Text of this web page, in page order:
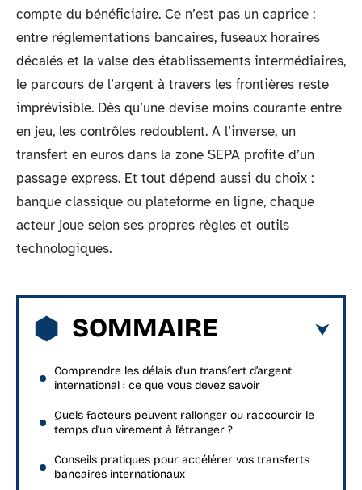
compte du bénéficiaire. Ce n’est pas un caprice :
entre réglementations bancaires, fuseaux horaires
décalés et la valse des établissements intermédiaires,
le parcours de l’argent à travers les frontières reste
imprévisible. Dès qu’une devise moins courante entre
en jeu, les contrôles redoublent. A l’inverse, un
transfert en euros dans la zone SEPA profite d’un
passage express. Et tout dépend aussi du choix :
banque classique ou plateforme en ligne, chaque
acteur joue selon ses propres règles et outils
technologiques.
SOMMAIRE
Comprendre les délais d’un transfert d’argent
international : ce que vous devez savoir
Quels facteurs peuvent rallonger ou raccourcir le
temps d’un virement à l’étranger ?
Conseils pratiques pour accélérer vos transferts
bancaires internationaux